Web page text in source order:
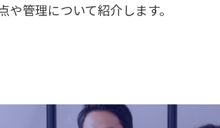
や管理について紹介します。